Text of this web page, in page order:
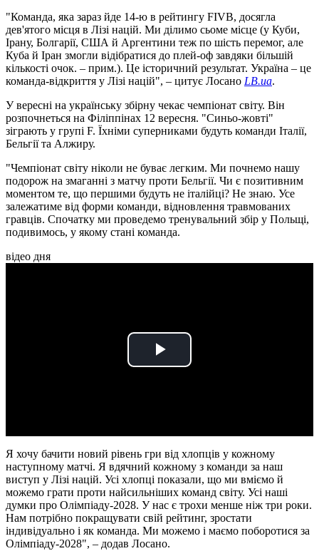
"Команда, яка зараз йде 14-ю в рейтингу FIVB, досягла
дев'ятого місця в Лізі націй. Ми ділимо сьоме місце (у Куби,
Ірану, Болгарії, США й Аргентини теж по шість перемог, але
Куба й Іран змогли відібратися до плей-оф завдяки більшій
кількості очок. – прим.). Це історичний результат. Україна – це
команда-відкриття у Лізі націй", – цитує Лосано LB.ua.
У вересні на українську збірну чекає чемпіонат світу. Він
розпочнеться на Філіппінах 12 вересня. "Синьо-жовті"
зіграють у групі F. Їхніми суперниками будуть команди Італії,
Бельгії та Алжиру.
"Чемпіонат світу ніколи не буває легким. Ми почнемо нашу
подорож на змаганні з матчу проти Бельгії. Чи є позитивним
моментом те, що першими будуть не італійці? Не знаю. Усе
залежатиме від форми команди, відновлення травмованих
гравців. Спочатку ми проведемо тренувальний збір у Польщі,
подивимось, у якому стані команда.
відео дня
Play
Я хочу бачити новий рівень гри від хлопців у кожному
наступному матчі. Я вдячний кожному з команди за наш
виступ у Лізі націй. Усі хлопці показали, що ми вміємо й
можемо грати проти найсильніших команд світу. Усі наші
думки про Олімпіаду-2028. У нас є трохи менше ніж три роки.
Нам потрібно покращувати свій рейтинг, зростати
індивідуально і як команда. Ми можемо і маємо поборотися за
Олімпіаду-2028", – додав Лосано.